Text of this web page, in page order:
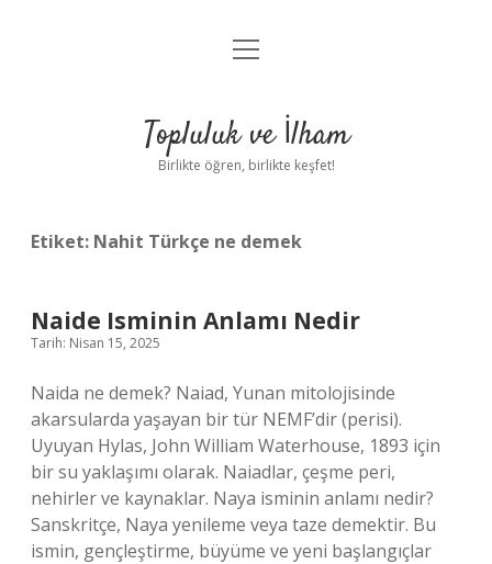
Anasayfa
Yasal Uyarı
menüyü
Topluluk ve İlham
Birlikte öğren, birlikte keşfet!
Etiket: Nahit Türkçe ne demek
Naide Isminin Anlamı Nedir
Tarih: Nisan 15, 2025
Naida ne demek? Naiad, Yunan mitolojisinde
akarsularda yaşayan bir tür NEMF’dir (perisi).
Uyuyan Hylas, John William Waterhouse, 1893 için
bir su yaklaşımı olarak. Naiadlar, çeşme peri,
nehirler ve kaynaklar. Naya isminin anlamı nedir?
Sanskritçe, Naya yenileme veya taze demektir. Bu
ismin, gençleştirme, büyüme ve yeni başlangıçlar